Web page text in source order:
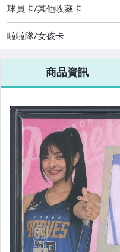
球員卡/其他收藏卡
啦啦隊/女孩卡
商品資訊